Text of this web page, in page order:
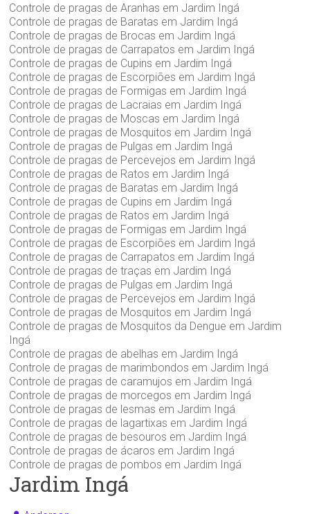
Controle de pragas de Aranhas em Jardim Ingá
Controle de pragas de Baratas em Jardim Ingá
Controle de pragas de Brocas em Jardim Ingá
Controle de pragas de Carrapatos em Jardim Ingá
Controle de pragas de Cupins em Jardim Ingá
Controle de pragas de Escorpiões em Jardim Ingá
Controle de pragas de Formigas em Jardim Ingá
Controle de pragas de Lacraias em Jardim Ingá
Controle de pragas de Moscas em Jardim Ingá
Controle de pragas de Mosquitos em Jardim Ingá
Controle de pragas de Pulgas em Jardim Ingá
Controle de pragas de Percevejos em Jardim Ingá
Controle de pragas de Ratos em Jardim Ingá
Controle de pragas de Baratas em Jardim Ingá
Controle de pragas de Cupins em Jardim Ingá
Controle de pragas de Ratos em Jardim Ingá
Controle de pragas de Formigas em Jardim Ingá
Controle de pragas de Escorpiões em Jardim Ingá
Controle de pragas de Carrapatos em Jardim Ingá
Controle de pragas de traças em Jardim Ingá
Controle de pragas de Pulgas em Jardim Ingá
Controle de pragas de Percevejos em Jardim Ingá
Controle de pragas de Mosquitos em Jardim Ingá
Controle de pragas de Mosquitos da Dengue em Jardim
Ingá
Controle de pragas de abelhas em Jardim Ingá
Controle de pragas de marimbondos em Jardim Ingá
Controle de pragas de caramujos em Jardim Ingá
Controle de pragas de morcegos em Jardim Ingá
Controle de pragas de lesmas em Jardim Ingá
Controle de pragas de lagartixas em Jardim Ingá
Controle de pragas de besouros em Jardim Ingá
Controle de pragas de ácaros em Jardim Ingá
Controle de pragas de pombos em Jardim Ingá
Jardim Ingá